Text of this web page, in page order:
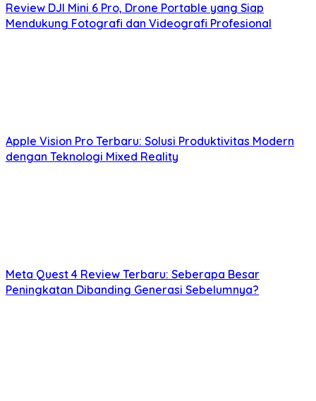
Review DJI Mini 6 Pro, Drone Portable yang Siap
Mendukung Fotografi dan Videografi Profesional
Apple Vision Pro Terbaru: Solusi Produktivitas Modern
dengan Teknologi Mixed Reality
Meta Quest 4 Review Terbaru: Seberapa Besar
Peningkatan Dibanding Generasi Sebelumnya?